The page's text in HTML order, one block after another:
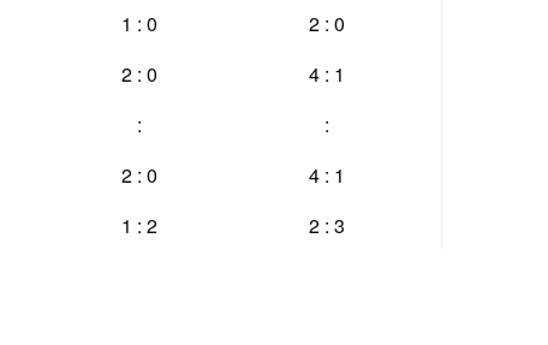
1 : 0
2 : 0
2 : 0
4 : 1
:
:
2 : 0
4 : 1
1 : 2 2 : 3